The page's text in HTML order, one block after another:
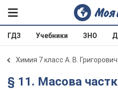
ГДЗ Учебники ЗНО
Химия 7 класс А. В.
§ 11. Масова